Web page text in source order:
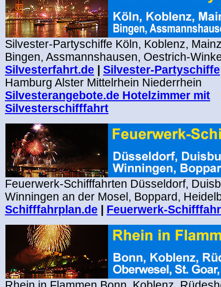
Silvester-Partyschiffe Köln, Koblenz,
Bingen, Assmannshausen, Oestrich-
Silvesterfahrt.de
Silvester-Partyschiffe
Hamburg Alster Mittelrhein Niederrhein
Silvesterangebote.de Hotelzimmer mit
Silvesterschifffahrt
Feuerwerk-Schifffahrten Düsseldorf,
Winningen an der Mosel, Boppard,
Schifffahrplan.de
Feuerwerk-